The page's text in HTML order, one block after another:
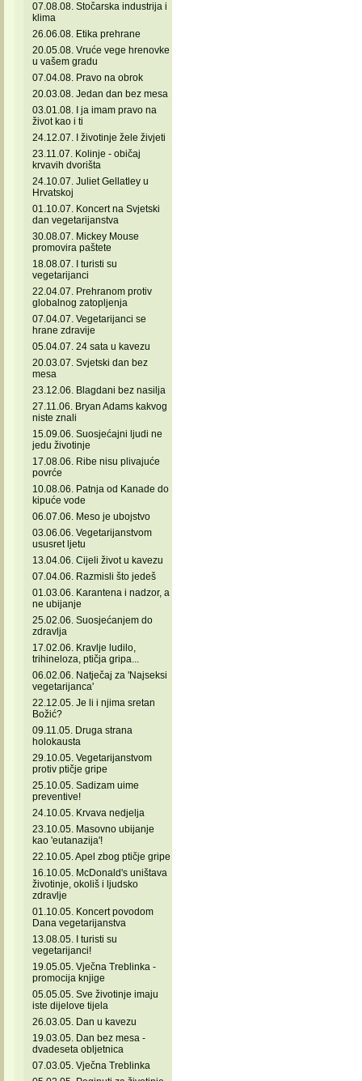
07.08.08. Stočarska industrija i
klima
26.06.08. Etika prehrane
20.05.08. Vruće vege hrenovke
u vašem gradu
07.04.08. Pravo na obrok
20.03.08. Jedan dan bez mesa
03.01.08. I ja imam pravo na
život kao i ti
24.12.07. I životinje žele živjeti
23.11.07. Kolinje - običaj
krvavih dvorišta
24.10.07. Juliet Gellatley u
Hrvatskoj
01.10.07. Koncert na Svjetski
dan vegetarijanstva
30.08.07. Mickey Mouse
promovira paštete
18.08.07. I turisti su
vegetarijanci
22.04.07. Prehranom protiv
globalnog zatopljenja
07.04.07. Vegetarijanci se
hrane zdravije
05.04.07. 24 sata u kavezu
20.03.07. Svjetski dan bez
mesa
23.12.06. Blagdani bez nasilja
27.11.06. Bryan Adams kakvog
niste znali
15.09.06. Suosjećajni ljudi ne
jedu životinje
17.08.06. Ribe nisu plivajuće
povrće
10.08.06. Patnja od Kanade do
kipuće vode
06.07.06. Meso je ubojstvo
03.06.06. Vegetarijanstvom
ususret ljetu
13.04.06. Cijeli život u kavezu
07.04.06. Razmisli što jedeš
01.03.06. Karantena i nadzor, a
ne ubijanje
25.02.06. Suosjećanjem do
zdravlja
17.02.06. Kravlje ludilo,
trihineloza, ptičja gripa...
06.02.06. Natječaj za 'Najseksi
vegetarijanca'
22.12.05. Je li i njima sretan
Božić?
09.11.05. Druga strana
holokausta
29.10.05. Vegetarijanstvom
protiv ptičje gripe
25.10.05. Sadizam uime
preventive!
24.10.05. Krvava nedjelja
23.10.05. Masovno ubijanje
kao 'eutanazija'!
22.10.05. Apel zbog ptičje gripe
16.10.05. McDonald's uništava
životinje, okoliš i ljudsko
zdravlje
01.10.05. Koncert povodom
Dana vegetarijanstva
13.08.05. I turisti su
vegetarijanci!
19.05.05. Vječna Treblinka -
promocija knjige
05.05.05. Sve životinje imaju
iste dijelove tijela
26.03.05. Dan u kavezu
19.03.05. Dan bez mesa -
dvadeseta obljetnica
07.03.05. Vječna Treblinka